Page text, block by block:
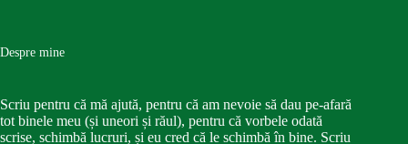
Despre mine
Scriu pentru că mă ajută, pentru că am nevoie să dau pe-afară
tot binele meu (și uneori și răul), pentru că vorbele odată
scrise, schimbă lucruri, și eu cred că le schimbă în bine. Scriu